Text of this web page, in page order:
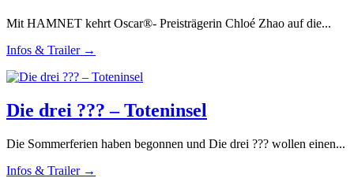
Mit HAMNET kehrt Oscar®- Preisträgerin Chloé Zhao auf die...
Infos & Trailer →
Die drei ??? – Toteninsel
Die Sommerferien haben begonnen und Die drei ??? wollen einen...
Infos & Trailer →